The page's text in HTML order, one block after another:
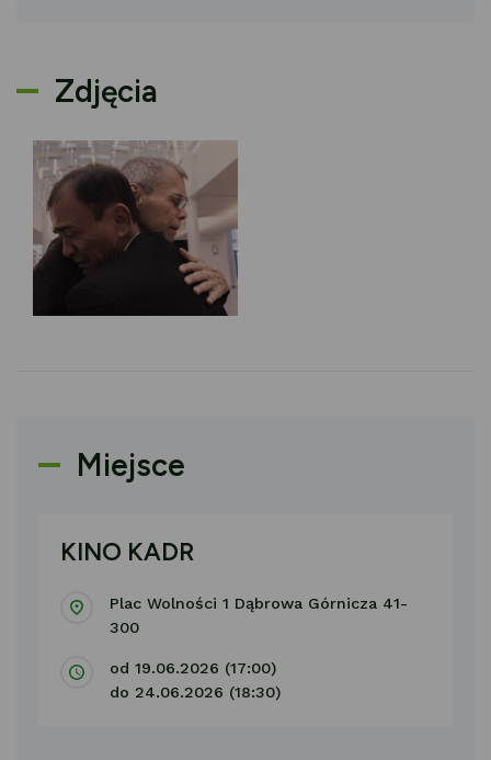
Zdjęcia
Miejsce
KINO KADR
Plac Wolności 1 Dąbrowa Górnicza 41-
300
od 19.06.2026 (17:00)
do 24.06.2026 (18:30)